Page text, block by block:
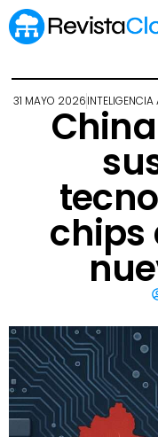
31 MAYO 2026
chips